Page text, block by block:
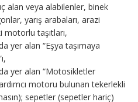
alan veya alabilenler, binek
yarış arabaları, arazi
motorlu taşıtları,
yer alan “Eşya taşımaya
yer alan “Motosikletler
motoru bulunan tekerlekli
sepetler (sepetler hariç)